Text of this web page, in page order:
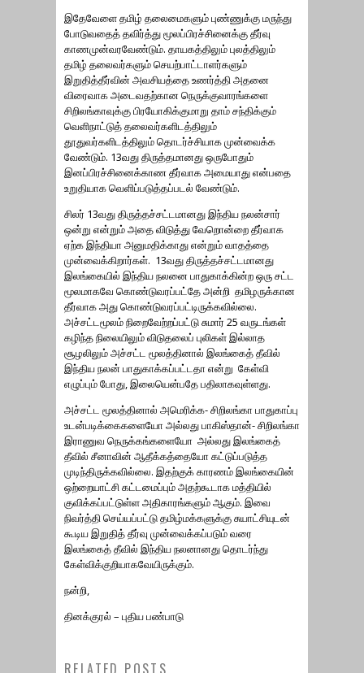
இதேவேளை தமிழ் தலைமைகளும் புண்ணுக்கு மருந்து
போடுவதைத் தவிர்த்து மூலப்பிரச்சினைக்கு தீர்வு
காணமுன்வரவேண்டும். தாயகத்திலும் புலத்திலும்
தமிழ் தலைவர்களும் செயற்பாட்டாளர்களும்
இறுதித்தீர்வின் அவசியத்தை உணர்த்தி அதனை
விரைவாக அடைவதற்கான நெருக்குவாரங்களை
சிறிலங்காவுக்கு பிரயோகிக்குமாறு தாம் சந்திக்கும்
வெளிநாட்டுத் தலைவர்களிடத்திலும்
தூதுவர்களிடத்திலும் தொடர்ச்சியாக முன்வைக்க
வேண்டும். 13வது திருத்தமானது ஒருபோதும்
இனப்பிரச்சினைக்காண தீர்வாக அமையாது என்பதை
உறுதியாக வெளிப்படுத்தப்படல் வேண்டும்.
சிலர் 13வது திருத்தச்சட்டமானது இந்திய நலன்சார்
ஒன்று என்றும் அதை விடுத்து வேறொன்றை தீர்வாக
ஏற்க இந்தியா அனுமதிக்காது என்றும் வாதத்தை
முன்வைக்கிறார்கள். 13வது திருத்தச்சட்டமானது
இலங்கையில் இந்திய நலனை பாதுகாக்கின்ற ஒரு சட்ட
மூலமாகவே கொண்டுவரப்பட்தே அன்றி தமிழருக்கான
தீர்வாக அது கொண்டுவரப்பட்டிருக்கவில்லை.
அச்சட்டமூலம் நிறைவேற்றப்பட்டு சுமார் 25 வருடங்கள்
கழிந்த நிலையிலும் விடுதலைப் புலிகள் இல்லாத
சூழலிலும் அச்சட்ட மூலத்தினால் இலங்கைத் தீவில்
இந்திய நலன் பாதுகாக்கப்பட்டதா என்று கேள்வி
எழுப்பும் போது, இலையென்பதே பதிலாகவுள்ளது.
அச்சட்ட மூலத்தினால் அமெரிக்க- சிறிலங்கா பாதுகாப்பு
உடன்படிக்கைகளையோ அல்லது பாகிஸ்தான்- சிறிலங்கா
இராணுவ நெருக்கங்களையோ அல்லது இலங்கைத்
தீவில் சீனாவின் ஆதீக்கத்தையோ கட்டுப்படுத்த
முடிந்திருக்கவில்லை. இதற்குக் காரணம் இலங்கையின்
ஒற்றையாட்சி கட்டமைப்பும் அதற்கூடாக மத்தியில்
குவிக்கப்பட்டுள்ள அதிகாரங்களும் ஆகும். இவை
நிவர்த்தி செய்யப்பட்டு தமிழ்மக்களுக்கு சுயாட்சியுடன்
கூடிய இறுதித் தீர்வு முன்வைக்கப்படும் வரை
இலங்கைத் தீவில் இந்திய நலனானது தொடர்ந்து
கேள்விக்குறியாகவேயிருக்கும்.
நன்றி,
தினக்குரல் – புதிய பண்பாடு
RELATED POSTS
13வது சட்டத் திருத்தத்தை